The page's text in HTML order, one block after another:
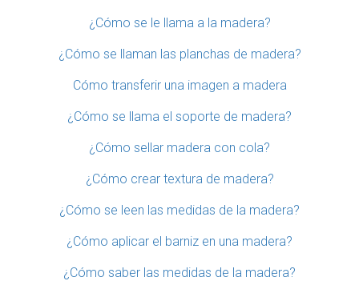
¿Cómo se le llama a la madera?
¿Cómo se llaman las planchas de madera?
Cómo transferir una imagen a madera
¿Cómo se llama el soporte de madera?
¿Cómo sellar madera con cola?
¿Cómo crear textura de madera?
¿Cómo se leen las medidas de la madera?
¿Cómo aplicar el barniz en una madera?
¿Cómo saber las medidas de la madera?